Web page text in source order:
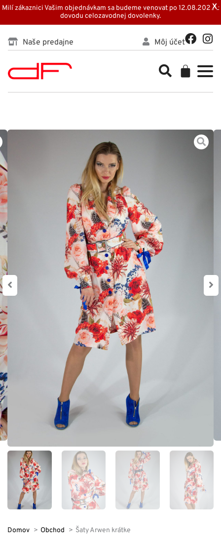
X
Milí zákaznici Vašim objednávkam sa budeme venovat po 12.08.2026 z
dovodu celozavodnej dovolenky.
Preskočiť
obsah
Naše predajne Môj účet F
a
e
o
I
n
t
g
m
Cart
Domov Obchod Šaty Arwen krátke